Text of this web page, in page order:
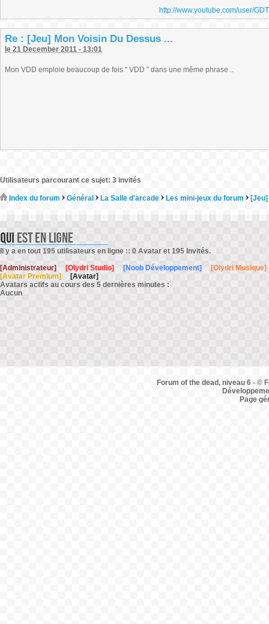
http://www.youtube.com/user/
Re : [Jeu] Mon Voisin Du Dessus ...
le 21 December 2011 - 13:01
Mon VDD emploie beaucoup de fois " VDD " dans une même phrase ..
Utilisateurs parcourant ce sujet: 3 invités
Index du forum Général La Salle d'arcade Les mini-jeux du forum
Il y a en tout 195 utilisateurs en ligne :: 0 Avatar et 195 Invités.
[Administrateur]
[Olydri Studio] [Noob Développement]
[Olydri Musique]
[Avatar Premium]
[Avatar]
Avatars actifs au cours des 5 dernières minutes :
Aucun
Forum of the dead, niveau 6 - ©
Page